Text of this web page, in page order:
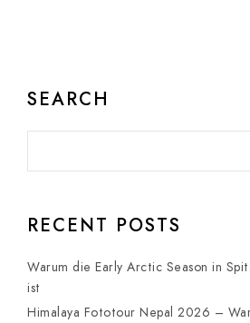
SEARCH
RECENT POSTS
Warum die Early Arctic Season in
ist
Himalaya Fototour Nepal 2026 –